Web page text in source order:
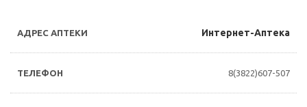
Интернет-Аптека
8(3822)607-507